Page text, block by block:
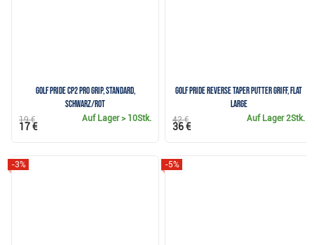
Golf Pride CP2 Pro Grip, Standard,
Schwarz/Rot
Auf Lager> 10Stk.
19 €
17 €
Golf Pride Reverse Taper Putter Griff, Flat
Large
Auf Lager2Stk.
42 €
36 €
-3% -5%